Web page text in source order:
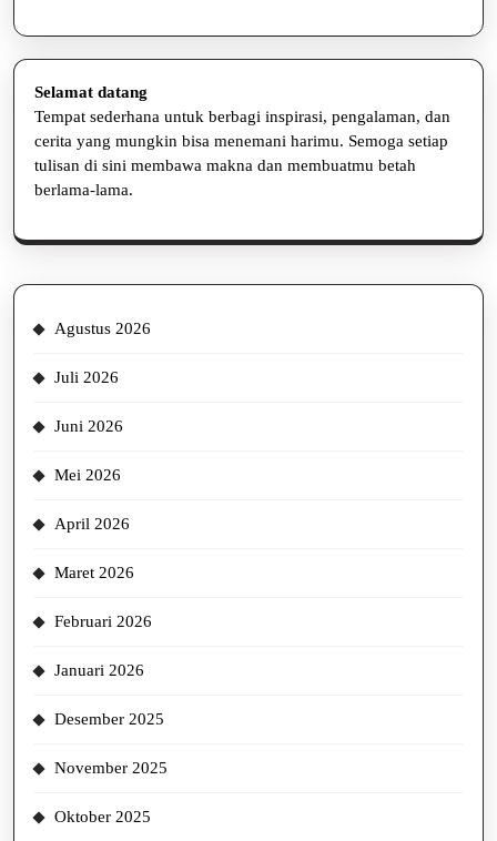
Selamat datang
Tempat sederhana untuk berbagi inspirasi, pengalaman, dan
cerita yang mungkin bisa menemani harimu. Semoga setiap
tulisan di sini membawa makna dan membuatmu betah
berlama-lama.
Agustus 2026
Juli 2026
Juni 2026
Mei 2026
April 2026
Maret 2026
Februari 2026
Januari 2026
Desember 2025
November 2025
Oktober 2025